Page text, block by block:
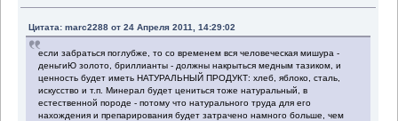
Цитата: marc2288 от 24 Апреля 2011, 14:29:02
если забраться поглубже, то со временем вся человеческая мишура -
деньгиЮ золото, бриллианты - должны накрыться медным тазиком, и
ценность будет иметь НАТУРАЛЬНЫЙ ПРОДУКТ: хлеб, яблоко, сталь,
искусство и т.п. Минерал будет цениться тоже натуральный, в
естественной породе - потому что натурального труда для его
нахождения и препарирования будет затрачено намного больше, чем